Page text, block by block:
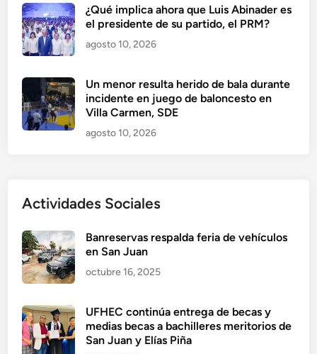
¿Qué implica ahora que Luis Abinader es
el presidente de su partido, el PRM?
agosto 10, 2026
Un menor resulta herido de bala durante
incidente en juego de baloncesto en
Villa Carmen, SDE
agosto 10, 2026
Actividades Sociales
Banreservas respalda feria de vehículos
en San Juan
octubre 16, 2025
UFHEC continúa entrega de becas y
medias becas a bachilleres meritorios de
San Juan y Elías Piña